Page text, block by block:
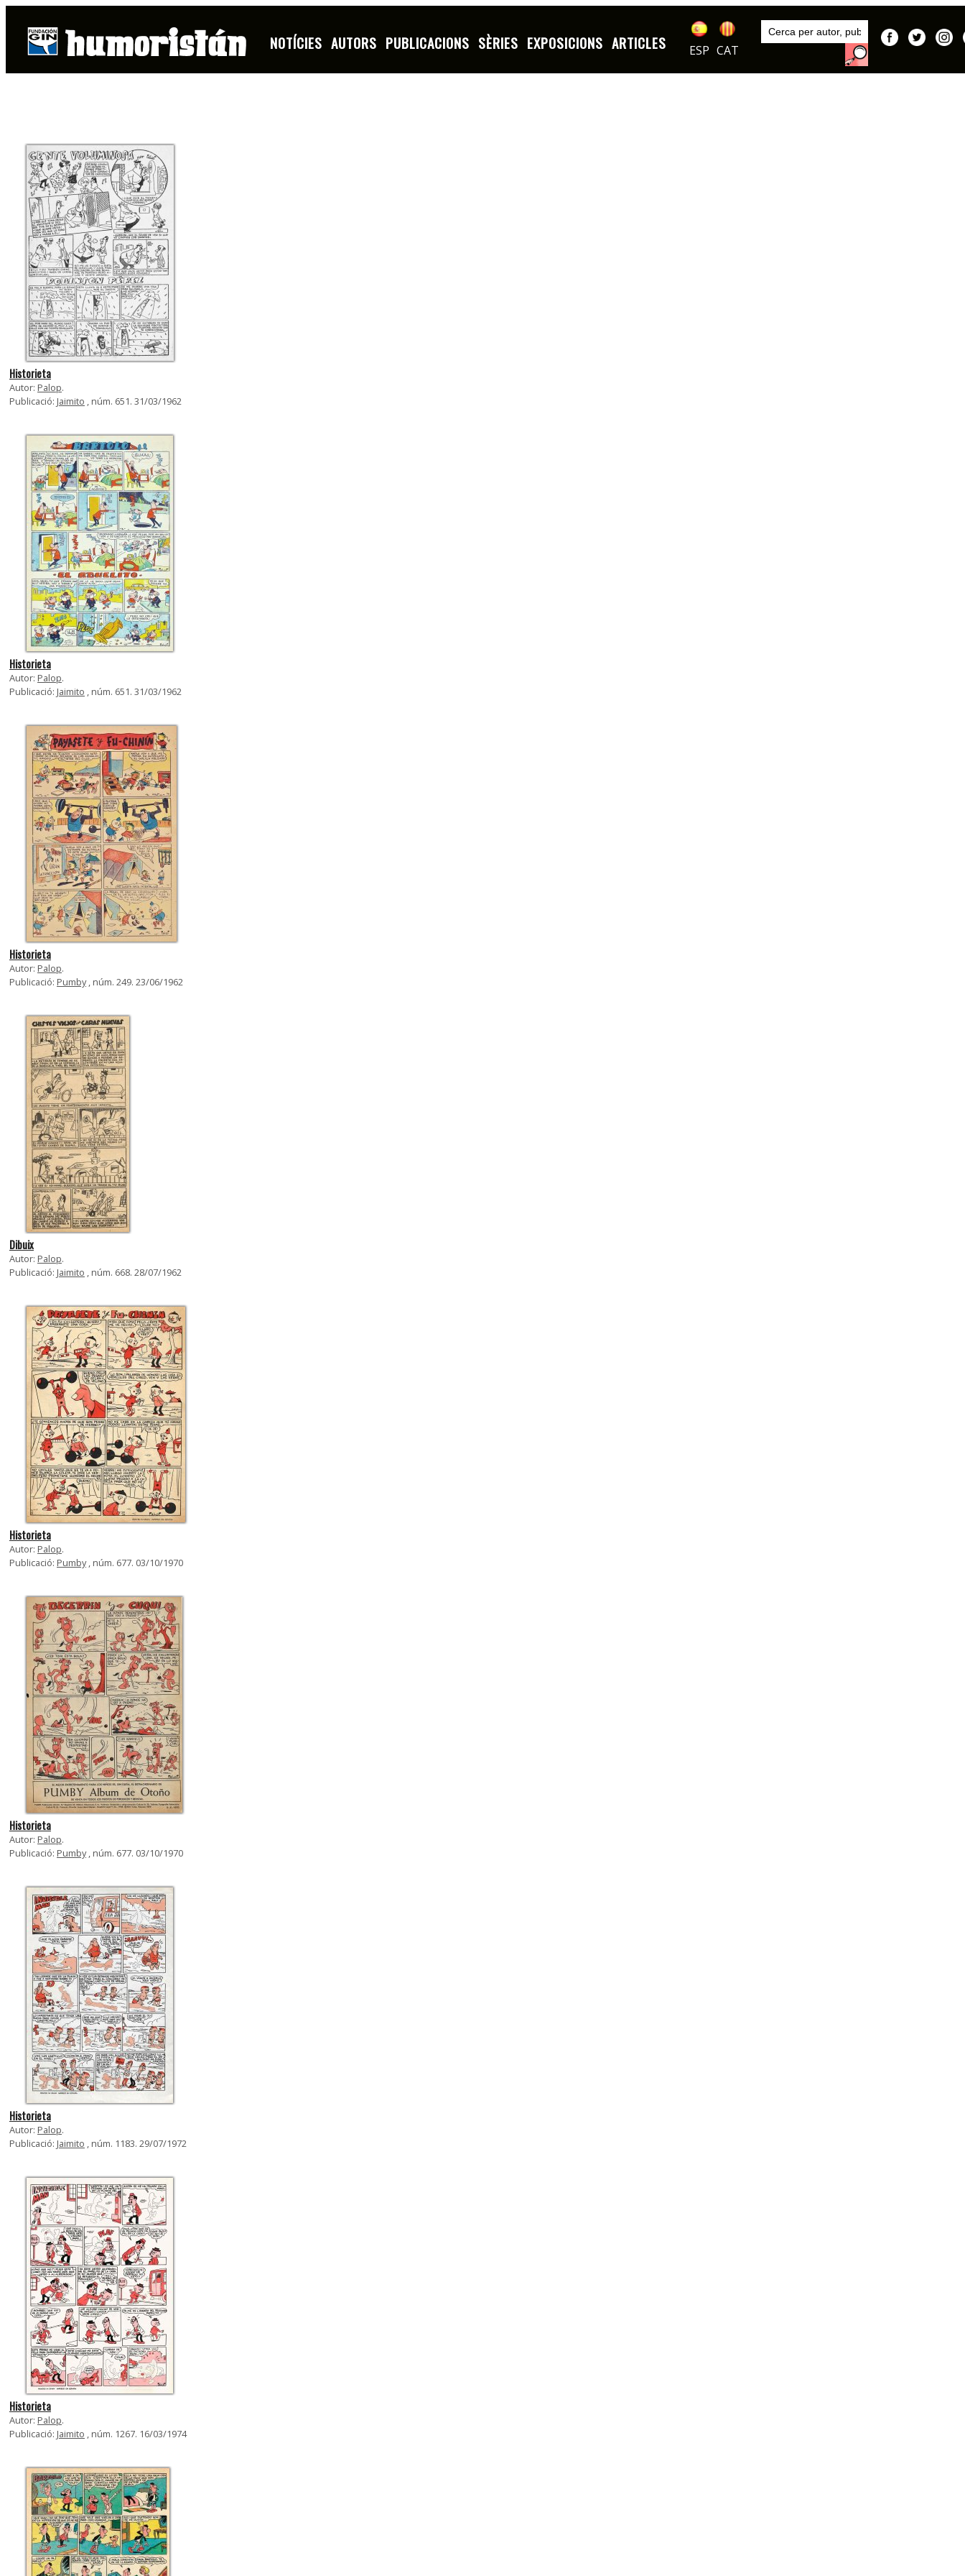
NOTÍCIES AUTORS PUBLICACIONS SÈRIES EXPOSICIONS ARTICLES ESP CAT
Autors
Palop
FITXA DIBUIXOS
Historieta
Autor: Palop.
Publicació: Jaimito , núm. 651. 31/03/1962
Historieta
Autor: Palop.
Publicació: Jaimito , núm. 651. 31/03/1962
Historieta
Autor: Palop.
Publicació: Pumby, núm. 249. 23/06/1962
Dibuix
Autor: Palop.
Publicació: Jaimito , núm. 668. 28/07/1962
Historieta
Autor: Palop.
Publicació: Pumby, núm. 677. 03/10/1970
Historieta
Autor: Palop.
Publicació: Pumby, núm. 677. 03/10/1970
Historieta
Autor: Palop.
Publicació: Jaimito , núm. 1183. 29/07/1972
Historieta
Autor: Palop.
Publicació: Jaimito , núm. 1267. 16/03/1974